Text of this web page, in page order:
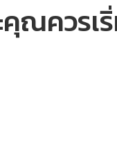
ณควรเ